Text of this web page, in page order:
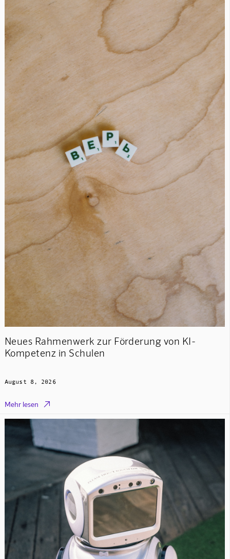
Neues Rahmenwerk zur Förderung von KI-
Kompetenz in Schulen
August 8, 2026
Mehr lesen 